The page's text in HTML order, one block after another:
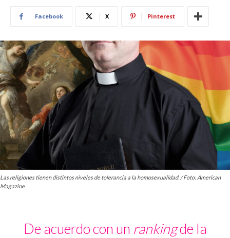
Facebook X Pinterest
Las religiones tienen distintos niveles de tolerancia a la homosexualidad. / Foto: American
Magazine
De acuerdo con un rankingde la